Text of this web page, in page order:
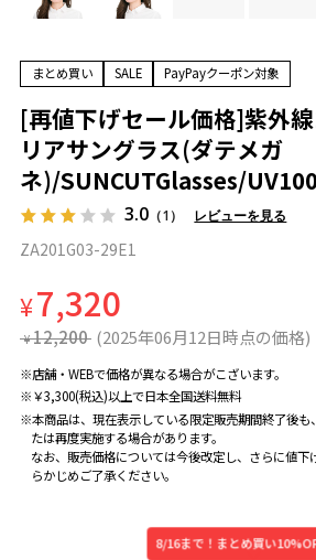
まとめ買い SALE PayPayクーポン対象
[再値下げセール価格]紫外
リアサングラス(ダテメガ
ネ)/SUNCUTGlasses/
3.0 （1） レビューを見る
ZA201G03-29E1
¥7,320
¥ 12,200 (2025年06月12日時点の価格)
※店舗・WEBで価格が異なる場合がこざいます。
※￥3,300(税込)以上で日本全国送料無料
※本商品は、現在表示している限定販売期間終了後も
たは再度実施する場合があります。
なお、販売価格については今後改定し、さらに値下
らかじめご了承ください。
8/16まで！まとめ買い